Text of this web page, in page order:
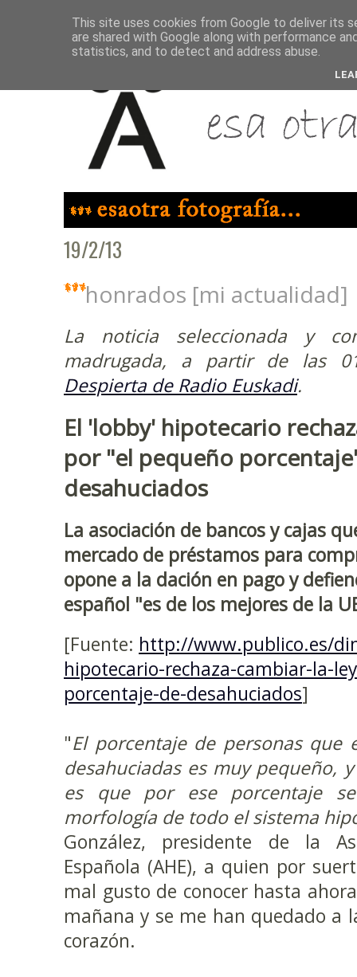
19/2/13
honrados [mi actualidad]
La noticia seleccionada y
madrugada, a partir de las
Despierta de Radio Euskadi.
El 'lobby' hipotecario
por "el pequeño
desahuciados
La asociación de bancos y cajas
mercado de préstamos para
opone a la dación en pago y
español "es de los mejores de la
[Fuente: http://www.publico.es/
hipotecario-rechaza-cambiar-la-
porcentaje-de-desahuciados]
"El porcentaje de personas que
desahuciadas es muy pequeño,
es que por ese porcentaje
morfología de todo el sistema
González, presidente de la
Española (AHE), a quien por
mal gusto de conocer hasta
mañana y se me han quedado a
corazón.
This site uses cookies from Google to deliver its
are shared with Google along with performance
statistics, and to detect and address abuse.